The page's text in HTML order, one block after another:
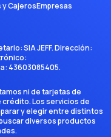
CajerosEmpresas
SIA JEFF. Dirección:
43603085405.
ni de tarjetas de
Los servicios de
y elegir entre distintos
diversos productos